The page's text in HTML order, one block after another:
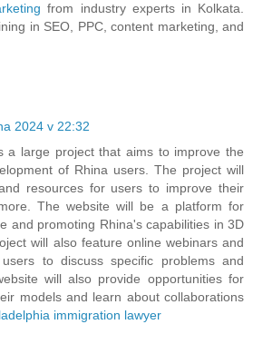
from industry experts in Kolkata.
in SEO, PPC, content marketing, and
2024 v 22:32
a large project that aims to improve the
of Rhina users. The project will
resources for users to improve their
The website will be a platform for
and promoting Rhina's capabilities in 3D
will also feature online webinars and
to discuss specific problems and
will also provide opportunities for
models and learn about collaborations
immigration lawyer